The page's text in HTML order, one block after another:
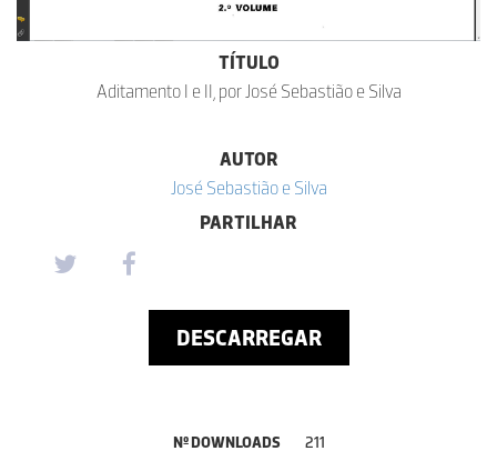
TÍTULO
Aditamento I e II, por José Sebastião e Silva
AUTOR
José Sebastião e Silva
PARTILHAR
DESCARREGAR
Nº DOWNLOADS 211